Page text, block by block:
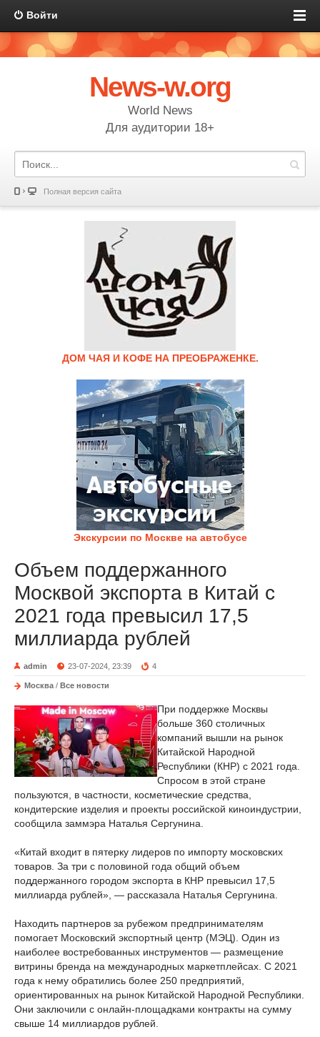
Войти
News-w.org
World News
Для аудитории 18+
Полная версия сайта
ДОМ ЧАЯ И КОФЕ НА ПРЕОБРАЖЕНКЕ.
Экскурсии по Москве на автобусе
Объем поддержанного
Москвой экспорта в Китай с
2021 года превысил 17,5
миллиарда рублей
admin 23-07-2024, 23:39 4
Москва / Все новости
При поддержке Москвы
больше 360 столичных
компаний вышли на рынок
Китайской Народной
Республики (КНР) с 2021 года.
Спросом в этой стране
пользуются, в частности, косметические средства,
кондитерские изделия и проекты российской киноиндустрии,
сообщила заммэра Наталья Сергунина.
«Китай входит в пятерку лидеров по импорту московских
товаров. За три с половиной года общий объем
поддержанного городом экспорта в КНР превысил 17,5
миллиарда рублей», — рассказала Наталья Сергунина.
Находить партнеров за рубежом предпринимателям
помогает Московский экспортный центр (МЭЦ). Один из
наиболее востребованных инструментов — размещение
витрины бренда на международных маркетплейсах. С 2021
года к нему обратились более 250 предприятий,
ориентированных на рынок Китайской Народной Республики.
Они заключили с онлайн-площадками контракты на сумму
свыше 14 миллиардов рублей.